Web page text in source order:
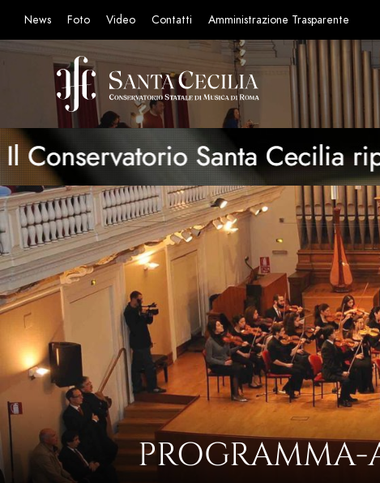
News Foto Video Contatti Amministrazione Trasparente